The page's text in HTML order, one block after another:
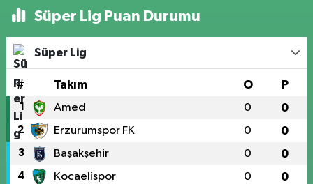
Süper Lig Puan Durumu
Süper Lig
# Takım O P
1 Amed 0 0
2 Erzurumspor FK 0 0
3 Başakşehir 0 0
4 Kocaelispor 0 0